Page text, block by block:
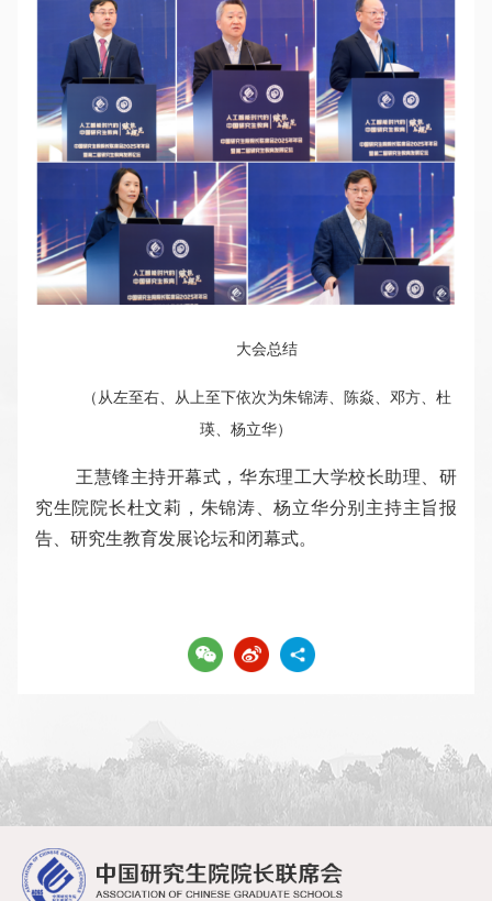
大会总结
（从左至右、从上至下依次为朱锦涛、陈焱、邓方、杜
瑛、杨立华）
王慧锋主持开幕式，华东理工大学校长助理、研
究生院院长杜文莉，朱锦涛、杨立华分别主持主旨报
告、研究生教育发展论坛和闭幕式。